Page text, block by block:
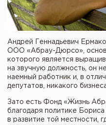
Андрей Геннадьевич
ООО «Абрау-Дюрсо»,
которого является
на звучную должность, он
наемный работник и, в
депутатов, никакого
Зато есть Фонд «Жизнь
благодаря политике
в развитие той местности,